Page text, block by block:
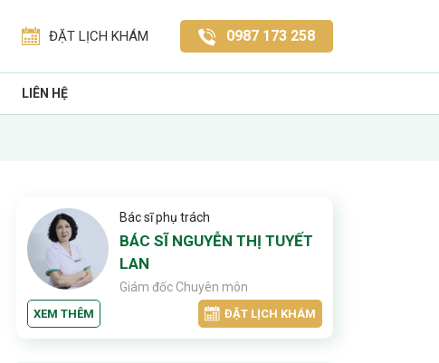
ĐẶT LỊCH KHÁM 0987 173 258
LIÊN HỆ
Bác sĩ phụ trách
BÁC SĨ NGUYỄN THỊ TUYẾT
LAN
Giám đốc Chuyên môn
XEM THÊM ĐẶT LỊCH KHÁM